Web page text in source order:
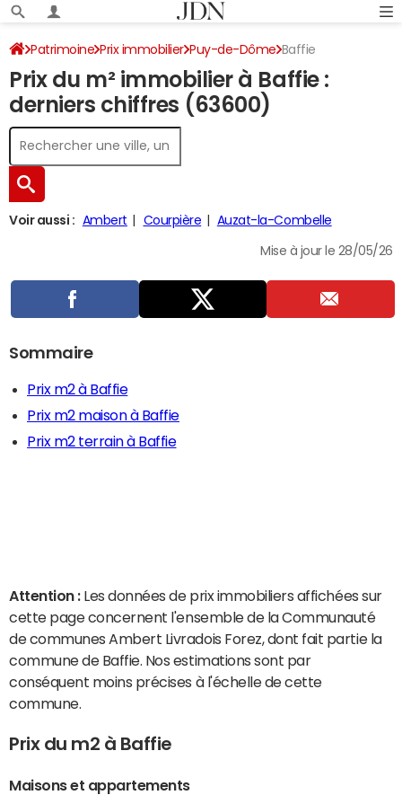
Patrimoine Prix immobilier Puy-de-Dôme Baffie
Prix du m² immobilier à Baffie :
derniers chiffres (63600)
Voir aussi : Ambert Courpière Auzat-la-Combelle
Mise à jour le 28/05/26
Sommaire
Prix m2 à Baffie
Prix m2 maison à Baffie
Prix m2 terrain à Baffie
Attention : Les données de prix immobiliers affichées sur
cette page concernent l'ensemble de la Communauté
de communes Ambert Livradois Forez, dont fait partie la
commune de Baffie. Nos estimations sont par
conséquent moins précises à l'échelle de cette
commune.
Prix du m2 à Baffie
Maisons et appartements